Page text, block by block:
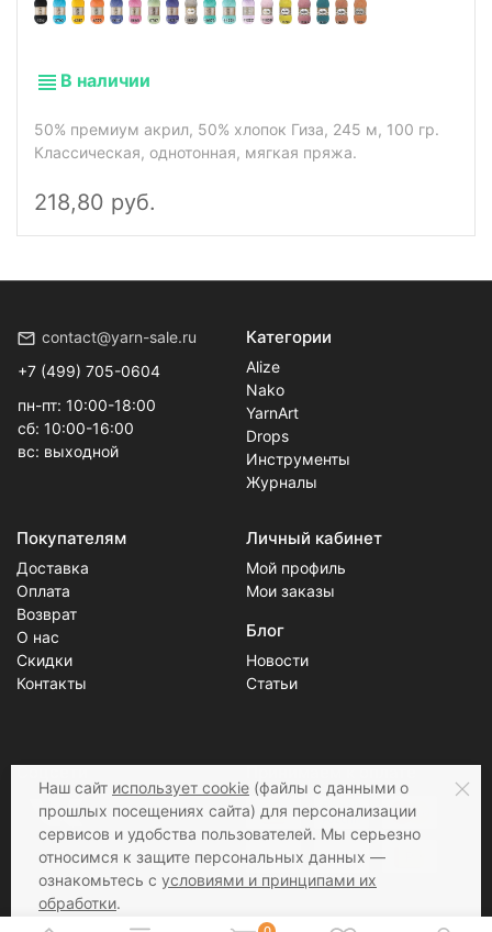
В наличии
50% премиум акрил, 50% хлопок Гиза, 245 м, 100 гр.
Классическая, однотонная, мягкая пряжа.
218,80 руб.
contact@yarn-sale.ru
+7 (499) 705-0604
пн-пт: 10:00-18:00
сб: 10:00-16:00
вс: выходной
Категории
Alize
Nako
YarnArt
Drops
Инструменты
Журналы
Покупателям
Доставка
Оплата
Возврат
О нас
Скидки
Контакты
Личный кабинет
Мой профиль
Мои заказы
Блог
Новости
Статьи
Соцсети Принимаем к оплате
Наш сайт использует cookie (файлы с данными о
прошлых посещениях сайта) для персонализации
сервисов и удобства пользователей. Мы серьезно
относимся к защите персональных данных —
ознакомьтесь с условиями и принципами их
обработки.
Вы можете запретить сохранение cookie в